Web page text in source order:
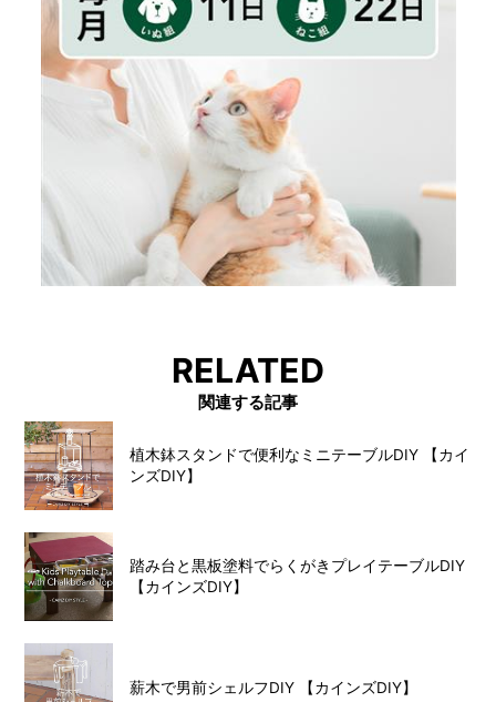
RELATED
関連する記事
植木鉢スタンドで便利なミニテーブルDIY 【カイ
ンズDIY】
踏み台と黒板塗料でらくがきプレイテーブルDIY
【カインズDIY】
薪木で男前シェルフDIY 【カインズDIY】